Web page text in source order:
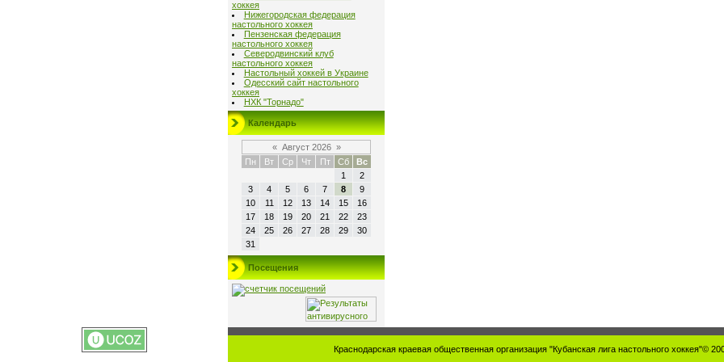
хоккея
Нижегородская федерация
настольного хоккея
Пензенская федерация
настольного хоккея
Северодвинский клуб
настольного хоккея
Настольный хоккей в Украине
Одесский сайт настольного
хоккея
НХК "Торнадо"
Календарь
« Август 2026 »
Пн
Вт Ср Чт Пт Сб
Вс
1
2
3
4 5 6 7 8
9
10
11 12 13 14 15
16
17
18 19 20 21 22
23
24
25 26 27 28 29
30
31
Посещения
Краснодарская краевая общественная организация "Кубанская лига настольного хоккея"©